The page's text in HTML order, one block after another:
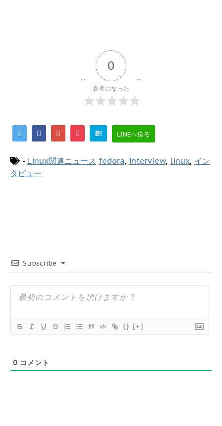
0
参考になった
B! LINEへ送る
- Linux関連ニュース fedora, interview, linux, イン
タビュー
Subscribe
{} [+]
0 コメント